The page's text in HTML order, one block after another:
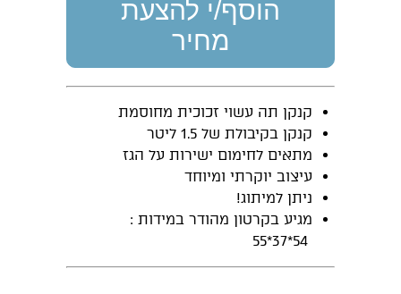
הוסף/י להצעת
מחיר
קנקן תה עשוי זכוכית מחוסמת
קנקן בקיבולת של 1.5 ליטר
מתאים לחימום ישירות על הגז
עיצוב יוקרתי ומיוחד
ניתן למיתוג!
מגיע בקרטון מהודר במידות :